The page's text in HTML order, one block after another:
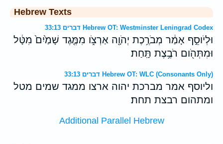
Hebrew Texts
דברים 33:13 Hebrew OT: Westminster Leningrad Codex
וּלְיֹוסֵ֣ף אָמַ֔ר מְבֹרֶ֥כֶת יְהֹוָ֖ה אַרְצֹ֑ו מִמֶּ֤גֶד שָׁמַ֙יִם֙ מִטָּ֔ל
וּמִתְּהֹ֖ום רֹבֶ֥צֶת תָּֽחַת׃
דברים 33:13 Hebrew OT: WLC (Consonants Only)
וליוסף אמר מברכת יהוה ארצו ממגד שמים מטל
ומתהום רבצת תחת׃
Additional Parallel Hebrew